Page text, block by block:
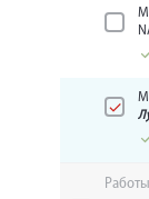
Работы